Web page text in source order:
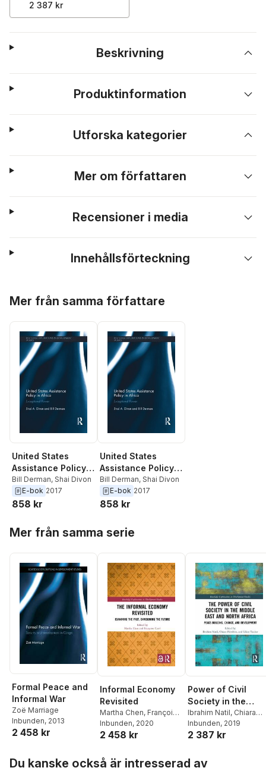
2 387 kr
Beskrivning
Produktinformation
Utforska kategorier
Mer om författaren
Recensioner i media
Innehållsförteckning
Mer från samma författare
United States
Assistance Policy
in Africa
Bill Derman, Shai Divon
E-bok 2017
858 kr
United States
Assistance Policy
in Africa
Bill Derman, Shai Divon
E-bok 2017
858 kr
Mer från samma serie
Formal Peace and
Informal War
Zoë Marriage
Inbunden, 2013
2 458 kr
Informal Economy
Revisited
Martha Chen, Françoise
Carré
Inbunden, 2020
2 458 kr
Power of Civil
Society in the
Middle East and
North Africa
Ibrahim Natil, Chiara
Pierobon, Lilian
Inbunden, 2019
2 387 kr
Du kanske också är intresserad av